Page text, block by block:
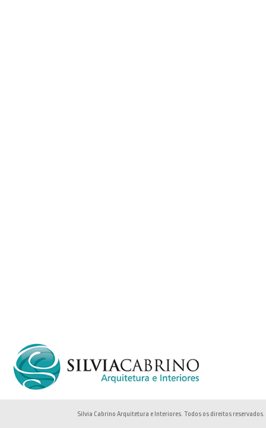
Silvia Cabrino Arquitetura e Interiores. Todos os direitos reservados.